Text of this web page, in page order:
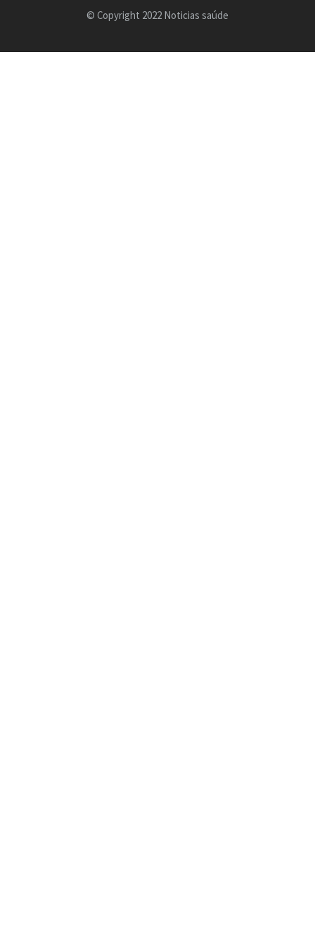
© Copyright 2022 Noticias saúde